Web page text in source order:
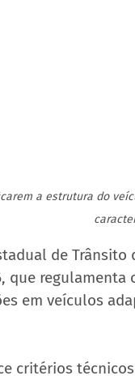
a estrutura do
de Trânsito
que
em veículos
critérios